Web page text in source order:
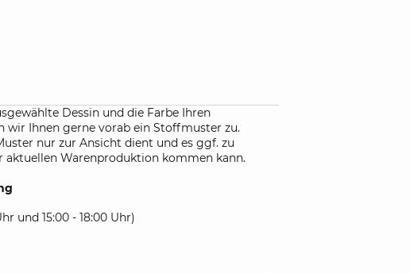
die Lieferzeit sowie besonderen
Bettlaken.
Dessin und die Farbe Ihren
wir Ihnen gerne vorab ein Stoffmuster zu.
nur zur Ansicht dient und es ggf. zu
aktuellen Warenproduktion kommen kann.
und 15:00 - 18:00 Uhr)